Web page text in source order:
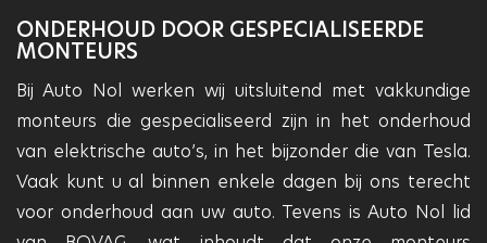
ONDERHOUD DOOR GESPECIALISEERDE
MONTEURS
Bij Auto Nol werken wij uitsluitend met vakkundige
monteurs die gespecialiseerd zijn in het onderhoud
van elektrische auto’s, in het bijzonder die van Tesla.
Vaak kunt u al binnen enkele dagen bij ons terecht
voor onderhoud aan uw auto. Tevens is Auto Nol lid